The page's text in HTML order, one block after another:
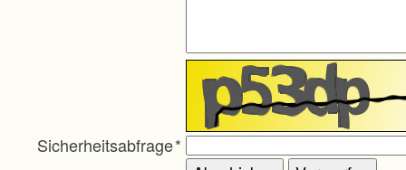
Sicherheitsabfrage*